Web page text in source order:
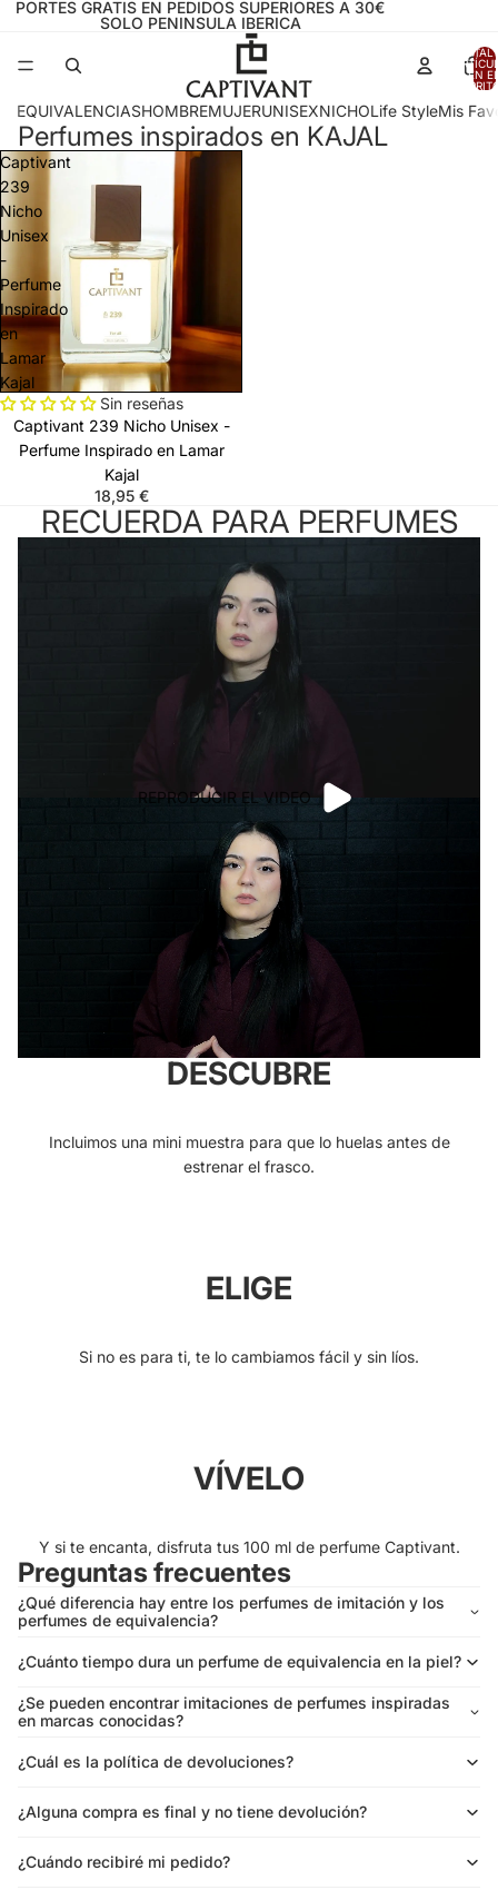
PORTES GRATIS EN PEDIDOS SUPERIORES A 30€
SOLO PENINSULA IBERICA
TOTAL
EN
EQUIVALENCIASHOMBREMUJERUNISEXNICHOLife StyleMis
Perfumes inspirados en KAJAL
Captivant
239
Nicho
Unisex
-
Perfume
Inspirado
en
Lamar
Kajal
Sin reseñas
Captivant 239 Nicho Unisex -
Perfume Inspirado en Lamar
Kajal
18,95 €
RECUERDA PARA PERFUMES
REPRODUCIR EL VIDEO
DESCUBRE
Incluimos una mini muestra para que lo huelas antes de
estrenar el frasco.
ELIGE
Si no es para ti, te lo cambiamos fácil y sin líos.
VÍVELO
Y si te encanta, disfruta tus 100 ml de perfume Captivant.
Preguntas frecuentes
¿Qué diferencia hay entre los perfumes de imitación y los
perfumes de equivalencia?
¿Cuánto tiempo dura un perfume de equivalencia en la piel?
¿Se pueden encontrar imitaciones de perfumes inspiradas
en marcas conocidas?
¿Cuál es la política de devoluciones?
¿Alguna compra es final y no tiene devolución?
¿Cuándo recibiré mi pedido?